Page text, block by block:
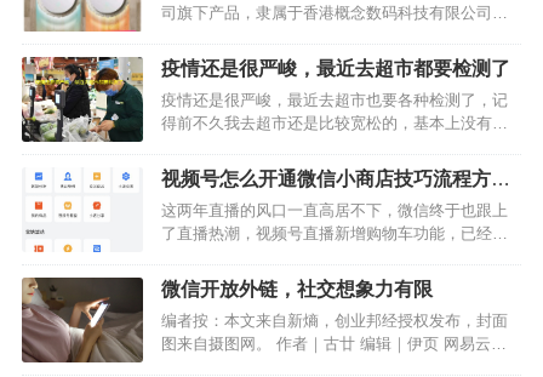
司旗下产品，隶属于香港概念数码科技有限公司，
想知道卡卡智能拖地机好用吗，看看下面是网友使
用koko卡卡智能拖地机的相关介绍，希望对大家有
所帮助。1、…
疫情还是很严峻，最近去超市都要检测了
疫情还是很严峻，最近去超市也要各种检测了，记
得前不久我去超市还是比较宽松的，基本上没有专
地区疫情比较严重了，所以温州这边现在检测也更
加严格了，我最近去超市买东西都要各种检测，买
个菜呀，买些零食吃的…
视频号怎么开通微信小商店技巧流程方法
分享
这两年直播的风口一直高居不下，微信终于也跟上
了直播热潮，视频号直播新增购物车功能，已经开
品，直播过程可以展示并售卖商品。视频号直播带
货无疑让更多创作者加入其中，同时也意味着视频
号功能的进一步完善，…
微信开放外链，社交想象力有限
编者按：本文来自新熵，创业邦经授权发布，封面
图来自摄图网。 作者｜古廿 编辑｜伊页 网易云音